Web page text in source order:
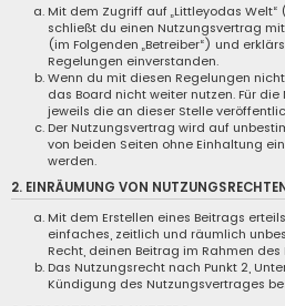
Mit dem Zugriff auf „Littleyodas Welt“
schließt du einen Nutzungsvertrag
(im Folgenden „Betreiber“) und
Regelungen einverstanden.
Wenn du mit diesen Regelungen
das Board nicht weiter nutzen. Für
jeweils die an dieser Stelle
Der Nutzungsvertrag wird auf
von beiden Seiten ohne Einhaltung
werden.
2. EINRÄUMUNG VON
Mit dem Erstellen eines Beitrags
einfaches, zeitlich und räumlich
Recht, deinen Beitrag im Rahmen des
Das Nutzungsrecht nach Punkt 2,
Kündigung des Nutzungsvertrages